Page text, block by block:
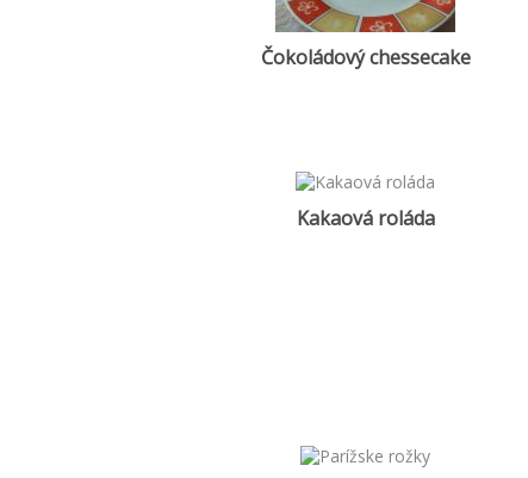
Čokoládový chessecake
Kakaová roláda